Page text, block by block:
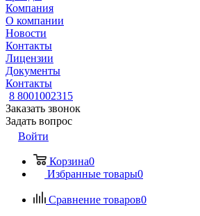
Компания
О компании
Новости
Контакты
Лицензии
Документы
Контакты
8 8001002315
Заказать звонок
Задать вопрос
Войти
Корзина0
Избранные товары0
Сравнение товаров0